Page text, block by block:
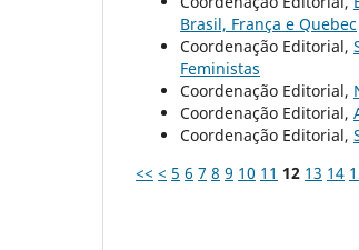
Brasil, França e Quebec
Coordenação Editorial,
Feministas
Coordenação Editorial,
Coordenação Editorial,
Coordenação Editorial,
<< < 5 6 7 8 9 10 11 12 13 14